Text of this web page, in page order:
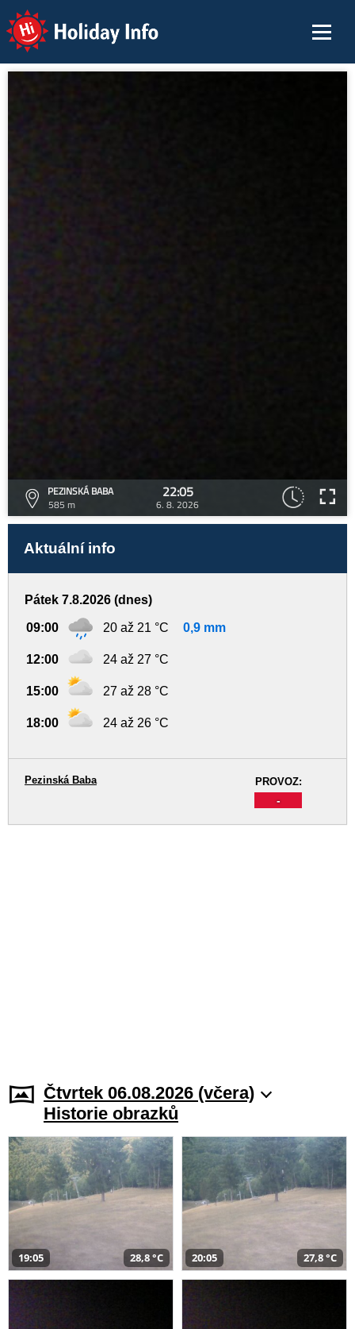
Holiday Info
PEZINSKÁ BABA
585 m
22:05
6. 8. 2026
Aktuální info
Pátek 7.8.2026 (dnes)
09:00 20 až 21 °C 0,9 mm
12:00 24 až 27 °C
15:00 27 až 28 °C
18:00 24 až 26 °C
PROVOZ:
-
Pezinská Baba
Čtvrtek 06.08.2026 (včera)
Historie obrazků
19:05 28,8 °C 20:05 27,8 °C